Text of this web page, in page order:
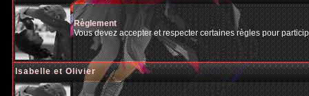
Règlement
Vous devez accepter et respecter certaines règles pour
Isabelle et Olivier